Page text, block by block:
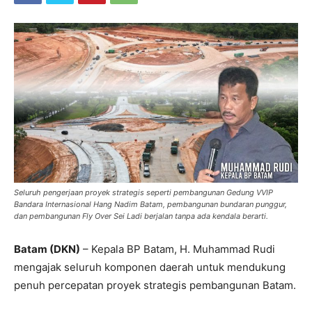
Seluruh pengerjaan proyek strategis seperti pembangunan Gedung VVIP
Bandara Internasional Hang Nadim Batam, pembangunan bundaran punggur,
dan pembangunan Fly Over Sei Ladi berjalan tanpa ada kendala berarti.
Batam (DKN) – Kepala BP Batam, H. Muhammad Rudi
mengajak seluruh komponen daerah untuk mendukung
penuh percepatan proyek strategis pembangunan Batam.